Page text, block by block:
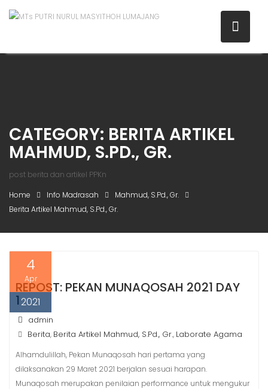
CATEGORY: BERITA ARTIKEL
MAHMUD, S.PD., GR.
post berita dan artikel PPKn
Home
Info Madrasah
Mahmud, S.Pd., Gr.
Berita Artikel Mahmud, S.Pd., Gr.
4
Apr
2021
REPOST: PEKAN MUNAQOSAH 2021 DAY
1
admin
Berita, Berita Artikel Mahmud, S.Pd., Gr., Laborate Agama
Alhamdulillah, Pekan Munaqosah hari pertama yang
dilaksanakan 29 Maret 2021 berjalan sesuai harapan.
Munaqosah merupakan penilaian performance untuk mengukur